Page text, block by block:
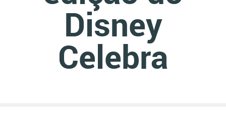
Disney
Celebra